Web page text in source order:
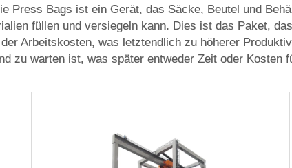
Press Bags ist ein Gerät, das Säcke, Beutel und
füllen und versiegeln kann. Dies ist das Paket,
Arbeitskosten, was letztendlich zu höherer
zu warten ist, was später entweder Zeit oder Kosten